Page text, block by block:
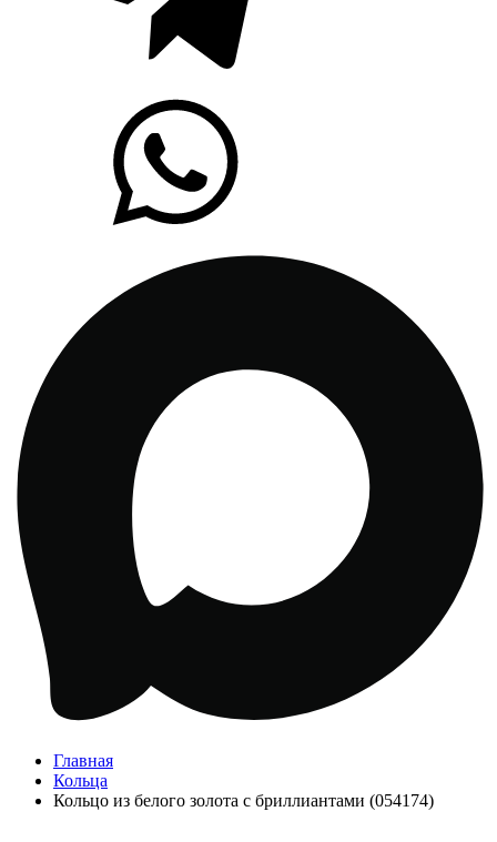
Главная
Кольца
Кольцо из белого золота с бриллиантами (054174)